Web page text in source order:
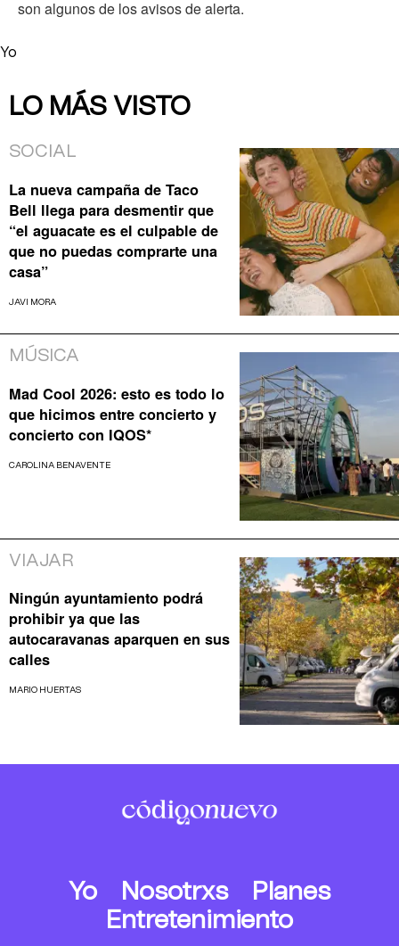
son algunos de los avisos de alerta.
Yo
LO MÁS VISTO
SOCIAL
La nueva campaña de Taco
Bell llega para desmentir que
“el aguacate es el culpable de
que no puedas comprarte una
casa”
JAVI MORA
MÚSICA
Mad Cool 2026: esto es todo lo
que hicimos entre concierto y
concierto con IQOS*
CAROLINA BENAVENTE
VIAJAR
Ningún ayuntamiento podrá
prohibir ya que las
autocaravanas aparquen en sus
calles
MARIO HUERTAS
Yo Nosotrxs
Planes
Entretenimiento